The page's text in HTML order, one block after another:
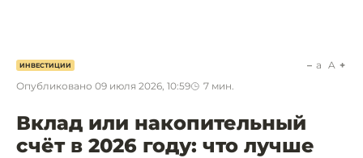
ИНВЕСТИЦИИ
Опубликовано 09 июля 2026, 10:59 7 мин.
a A
Вклад или накопительный
счёт в 2026 году: что лучше